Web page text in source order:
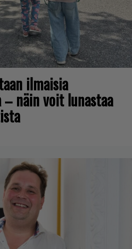
ilmaisia
näin voit lunastaa